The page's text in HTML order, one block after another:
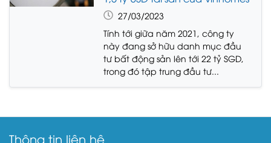
27/03/2023
Tính tới giữa năm 2021, công ty
này đang sở hữu danh mục đầu
tư bất động sản lên tới 22 tỷ SGD,
trong đó tập trung đầu tư...
Thông tin liên hệ